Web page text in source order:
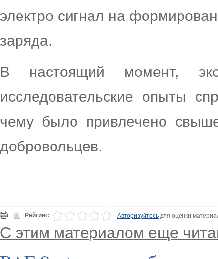
электро сигнал на
заряда.
В настоящий момент,
исследовательские опыты
чему было привлечено
добровольцев.
Рейтинг: Авторизуйтесьдля оценки
С этим материалом еще